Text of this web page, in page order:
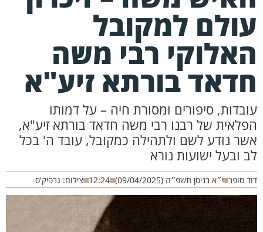
למקובל
רבי משה
בורתא זיע"א
סיפורים ומסורת חיה – על דמותו
של רבנו רבי משה חדאד בורתא זיע"א,
נודע לשם ולתהילה כמקובל, עובד ה' בכל
ובעל ישועות נורא
סופר י״א בניסן תשפ״ה (09/04/2025) 12:24 צילום: גרפיק'ס